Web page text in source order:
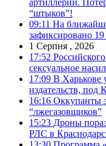
“штыков”!
09:11 На
зафиксировано
1 Серпня , 2026
17:52
сексуальное
17:09 В Харькове
издательств, под
16:16 Оккупанты
“лжегазовщиков”
15:23 Дроны
РЛС в